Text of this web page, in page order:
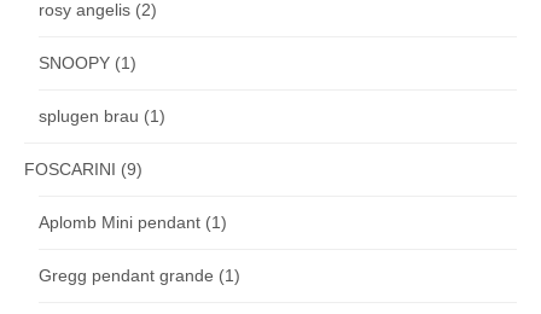
rosy angelis (2)
SNOOPY (1)
splugen brau (1)
FOSCARINI (9)
Aplomb Mini pendant (1)
Gregg pendant grande (1)